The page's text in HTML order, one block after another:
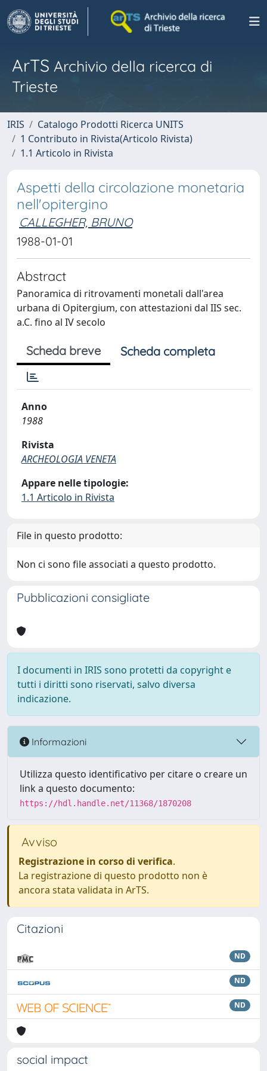
ArTS Archivio della ricerca di
Trieste
IRIS
Catalogo Prodotti Ricerca UNITS
1 Contributo in Rivista(Articolo Rivista)
1.1 Articolo in Rivista
Aspetti della circolazione monetaria
nell'opitergino
CALLEGHER, BRUNO
1988-01-01
Abstract
Panoramica di ritrovamenti monetali dall'area
urbana di Opitergium, con attestazioni dal IIS sec.
a.C. fino al IV secolo
Scheda breve Scheda completa
Anno
1988
Rivista
ARCHEOLOGIA VENETA
Appare nelle tipologie:
1.1 Articolo in Rivista
File in questo prodotto:
Non ci sono file associati a questo prodotto.
Pubblicazioni consigliate
I documenti in IRIS sono protetti da copyright e
tutti i diritti sono riservati, salvo diversa
indicazione.
Informazioni
Utilizza questo identificativo per citare o creare un
link a questo documento:
https://hdl.handle.net/11368/1870208
Avviso
Registrazione in corso di verifica.
La registrazione di questo prodotto non è
ancora stata validata in ArTS.
Citazioni
ND
ND
ND
social impact